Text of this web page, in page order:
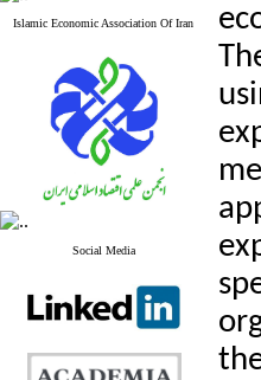
Islamic Economic Association Of Iran
Social Media